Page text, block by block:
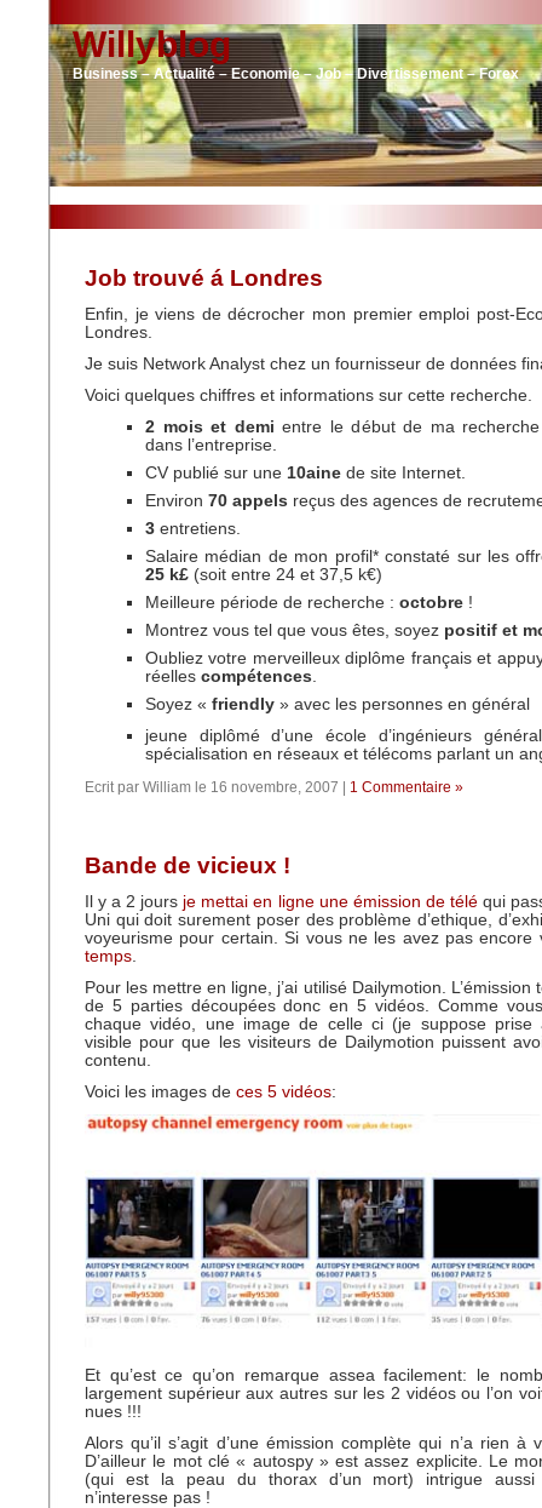
Willyblog
Business – Actualité – Economie – Job – Divertissement – Forex
Job trouvé á Londres
Enfin, je viens de décrocher mon premier emploi post-
Londres.
Je suis Network Analyst chez un fournisseur de données
Voici quelques chiffres et informations sur cette recherche.
2 mois et demi entre le début de ma
dans l’entreprise.
CV publié sur une 10aine de site Internet.
Environ 70 appels reçus des agences de
3 entretiens.
Salaire médian de mon profil* constaté sur les
25 k£ (soit entre 24 et 37,5 k€)
Meilleure période de recherche : octobre !
Montrez vous tel que vous êtes, soyez positif et
Oubliez votre merveilleux diplôme français et
réelles compétences.
Soyez « friendly » avec les personnes en général
jeune diplômé d’une école d’ingénieurs
spécialisation en réseaux et télécoms parlant un
Ecrit par William le 16 novembre, 2007 | 1 Commentaire »
Bande de vicieux !
Il y a 2 jours je mettai en ligne une émission de téléqui
Uni qui doit surement poser des problème d’ethique,
voyeurisme pour certain. Si vous ne les avez pas
temps.
Pour les mettre en ligne, j’ai utilisé Dailymotion. L’émission
de 5 parties découpées donc en 5 vidéos. Comme
chaque vidéo, une image de celle ci (je suppose prise
visible pour que les visiteurs de Dailymotion puissent
contenu.
Voici les images de ces 5 vidéos:
Et qu’est ce qu’on remarque assea facilement: le
largement supérieur aux autres sur les 2 vidéos ou l’on
nues !!!
Alors qu’il s’agit d’une émission complète qui n’a rien à
D’ailleur le mot clé « autospy » est assez explicite. Le
(qui est la peau du thorax d’un mort) intrigue aussi
n’interesse pas !